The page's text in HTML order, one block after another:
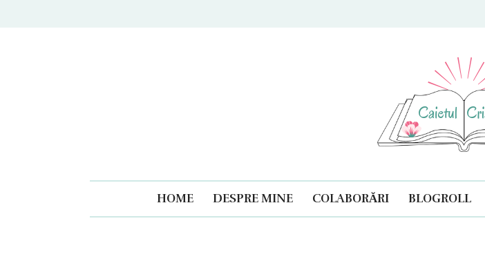
HOME DESPRE MINE COLABORĂRI BLOGROLL